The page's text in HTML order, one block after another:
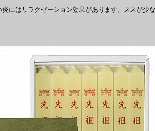
にはリラクゼーション効果があります。ススが